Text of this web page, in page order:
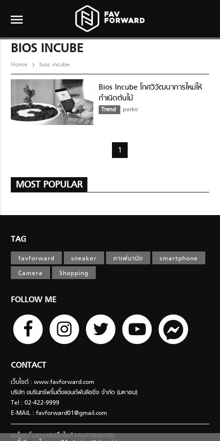
menu
BIOS INCUBE
Home bios incube
Bios Incube โกศวิวัฒนาการใหม่ให้
กำเนิดต้นไม้
Trend porko
1
MOST POPULAR
TAG
favforward sneaker คาเฟ่น่านั่ง
smartphone
Camera
Shopping
FOLLOW ME
CONTACT
เว็บไซต์ : www.favforward.com
บริษัท อมรินทร์พริ้นติ้งแอนด์พับลิชชิ่ง จำกัด (มหาชน)
Tel : 02-422-9999
E-MAIL :favforward01@gmail.com
สนใจลงโฆษณากับเว็บไซต์ FAVFORWARD